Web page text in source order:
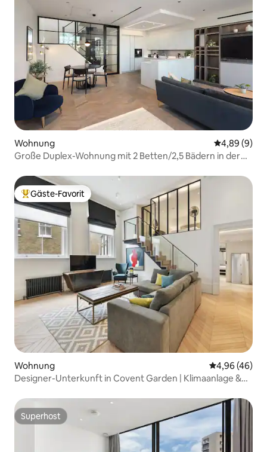
Wohnung
4,89 (9)
Große Duplex-Wohnung mit 2 Betten/2,5 Bädern in der
Beliebter Gäste-Favorit.
Gäste-Favorit
Wohnung
4,96 (46)
Designer-Unterkunft in Covent Garden | Klimaanlage &
Superhost
Superhost